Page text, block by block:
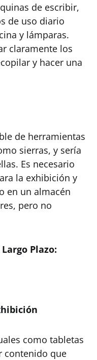
de escribir,
de uso diario
y lámparas.
claramente los
y hacer una
de herramientas
sierras, y sería
Es necesario
la exhibición y
en un almacén
pero no
Plazo:
como tabletas
contenido que